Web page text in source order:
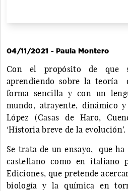
04/11/2021 - Paula Montero
Con el propósito de que
aprendiendo sobre la teoría
forma sencilla y con un
mundo, atrayente, dinámico
López (Casas de Haro,
‘Historia breve de la evolución’.
Se trata de un ensayo, que
castellano como en italiano
Ediciones, que pretende
biología y la química en